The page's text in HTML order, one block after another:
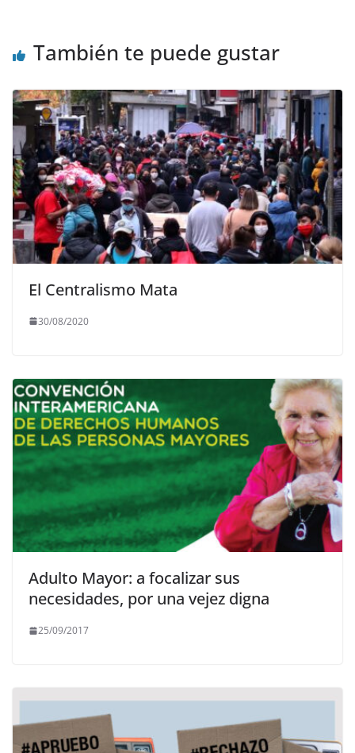
También te puede gustar
El Centralismo Mata
30/08/2020
Adulto Mayor: a focalizar sus
necesidades, por una vejez digna
25/09/2017